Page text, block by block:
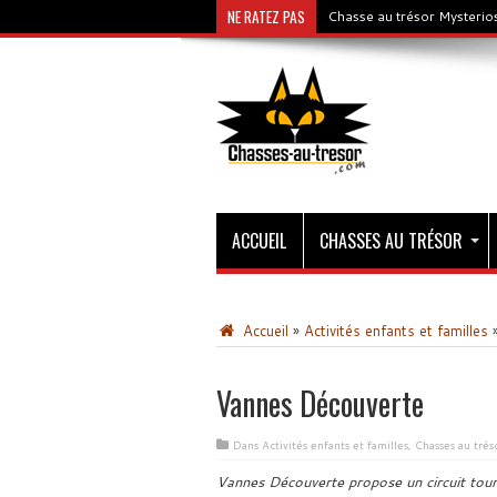
NE RATEZ PAS Chasse au trésor
ACCUEIL CHASSES AU TRÉSOR
Accueil » Activités enfants et familles
Vannes Découverte
Dans Activités enfants et familles, Chasses au
Vannes Découverte propose un circuit